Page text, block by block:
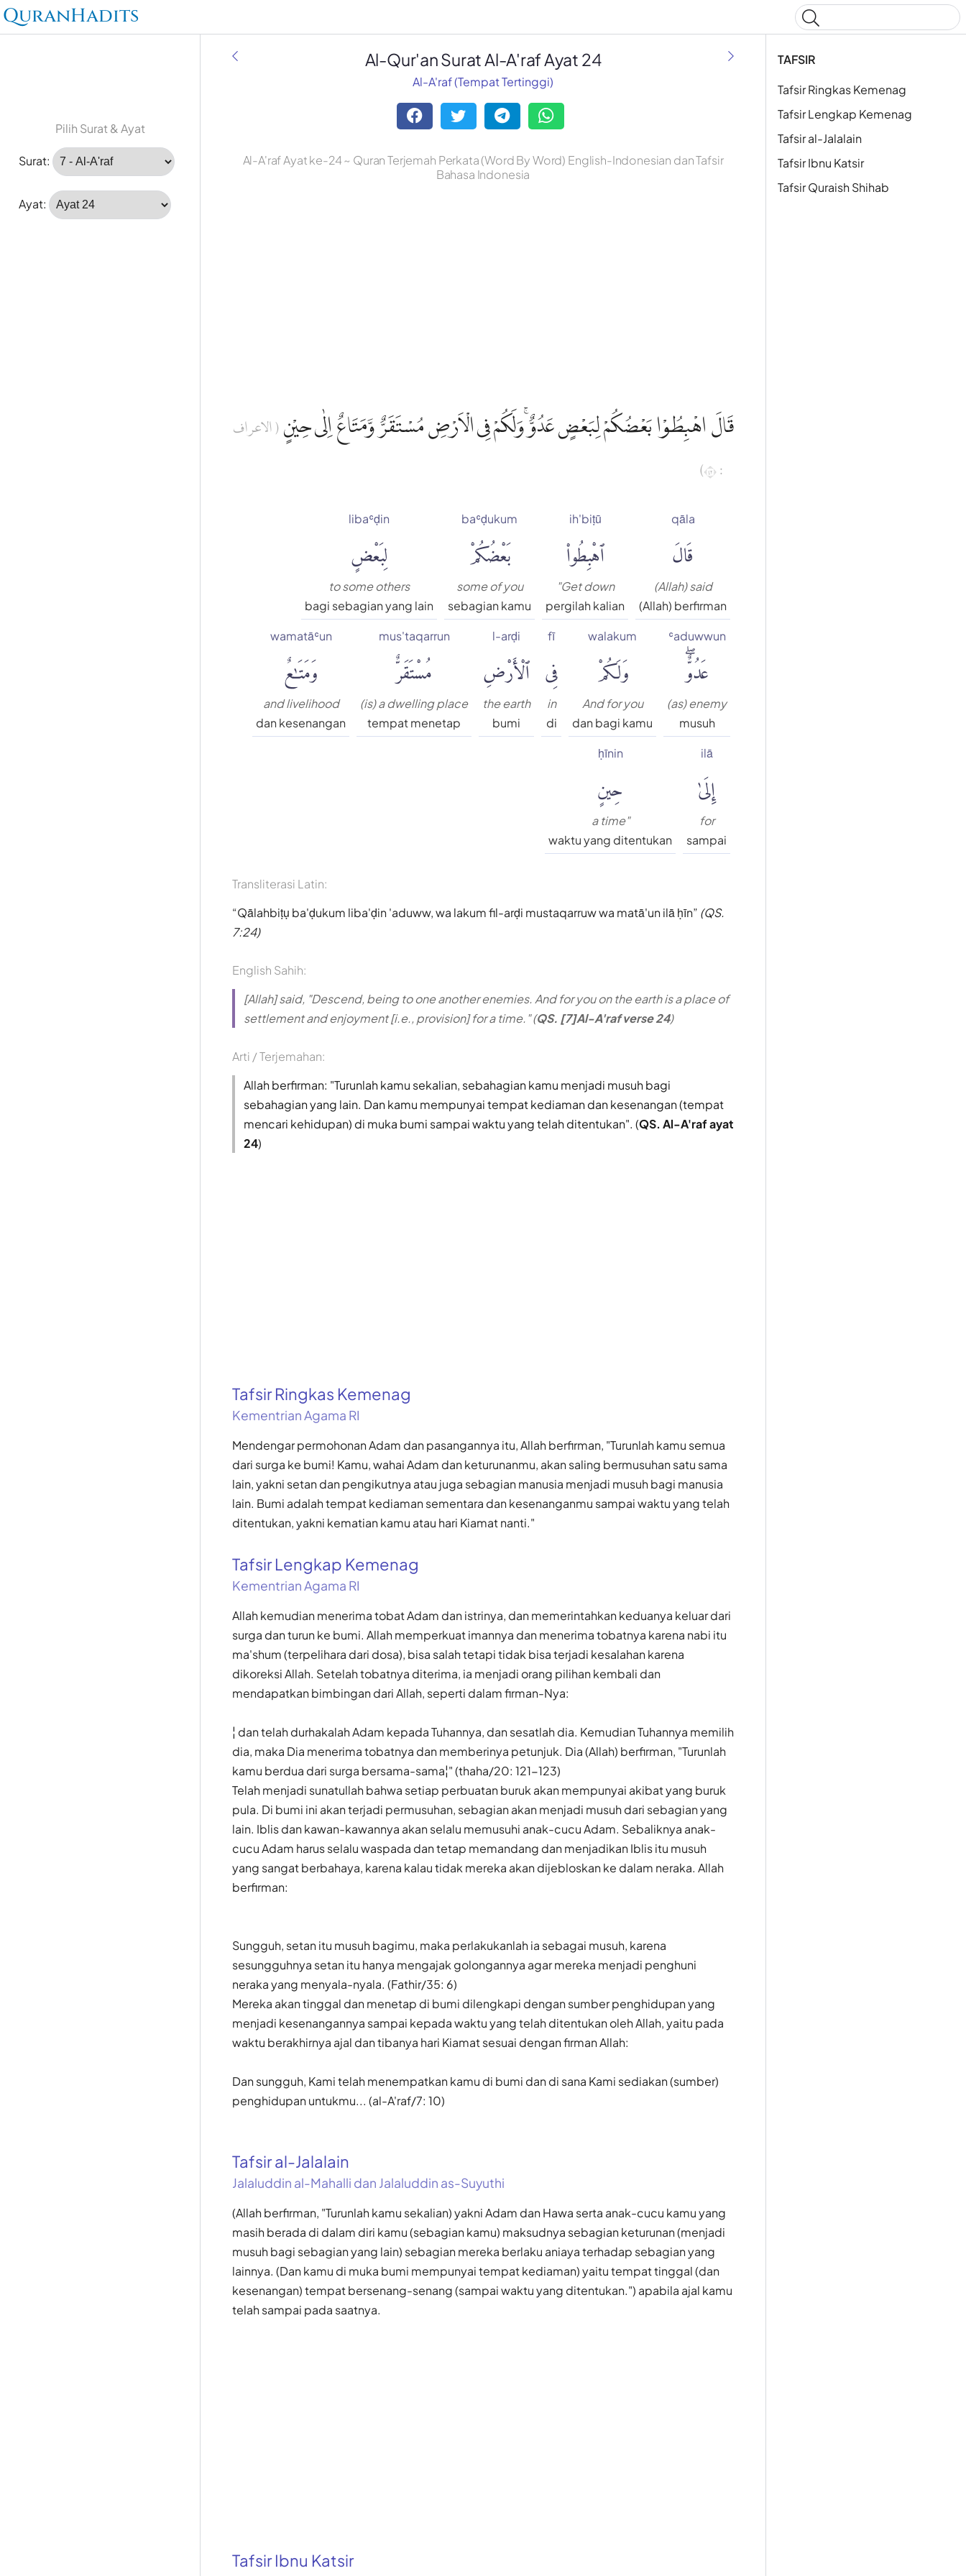
QuranHadits
Pilih Surat & Ayat
Surat:
Ayat:
TAFSIR
Tafsir Ringkas Kemenag
Tafsir Lengkap Kemenag
Tafsir al-Jalalain
Tafsir Ibnu Katsir
Tafsir Quraish Shihab
Al-Qur'an Surat Al-A'raf Ayat 24
Al-A'raf (Tempat Tertinggi)
Al-A'raf Ayat ke-24 ~ Quran Terjemah Perkata (Word By Word) English-Indonesian dan Tafsir
Bahasa Indonesia
قَالَ اهْبِطُوْا بَعْضُكُمْ لِبَعْضٍ عَدُوٌّ ۚوَلَكُمْ فِى الْاَرْضِ مُسْتَقَرٌّ وَّمَتَاعٌ اِلٰى حِيْنٍ ( الاعراف
: ٢٤)
qāla
قَالَ
(Allah) said
(Allah) berfirman
ih'biṭū
ٱهْبِطُوا۟
"Get down
pergilah kalian
baʿḍukum
بَعْضُكُمْ
some of you
sebagian kamu
libaʿḍin
لِبَعْضٍ
to some others
bagi sebagian yang lain
ʿaduwwun
عَدُوٌّۖ
(as) enemy
musuh
walakum
وَلَكُمْ
And for you
dan bagi kamu
fī
فِى
in
di
l-arḍi
ٱلْأَرْضِ
the earth
bumi
mus'taqarrun
مُسْتَقَرٌّ
(is) a dwelling place
tempat menetap
wamatāʿun
وَمَتَٰعٌ
and livelihood
dan kesenangan
ilā
إِلَىٰ
for
sampai
ḥīnin
حِينٍ
a time"
waktu yang ditentukan
Transliterasi Latin:
Qālahbiṭụ ba'ḍukum liba'ḍin 'aduww, wa lakum fil-arḍi mustaqarruw wa matā'un ilā ḥīn (QS.
7:24)
English Sahih:
[Allah] said, "Descend, being to one another enemies. And for you on the earth is a place of
settlement and enjoyment [i.e., provision] for a time." (QS. [7]Al-A'raf verse 24)
Arti / Terjemahan:
Allah berfirman: "Turunlah kamu sekalian, sebahagian kamu menjadi musuh bagi
sebahagian yang lain. Dan kamu mempunyai tempat kediaman dan kesenangan (tempat
mencari kehidupan) di muka bumi sampai waktu yang telah ditentukan". (QS. Al-A'raf ayat
24)
Tafsir Ringkas Kemenag
Kementrian Agama RI
Mendengar permohonan Adam dan pasangannya itu, Allah berfirman, "Turunlah kamu semua
dari surga ke bumi! Kamu, wahai Adam dan keturunanmu, akan saling bermusuhan satu sama
lain, yakni setan dan pengikutnya atau juga sebagian manusia menjadi musuh bagi manusia
lain. Bumi adalah tempat kediaman sementara dan kesenanganmu sampai waktu yang telah
ditentukan, yakni kematian kamu atau hari Kiamat nanti."
Tafsir Lengkap Kemenag
Kementrian Agama RI
Allah kemudian menerima tobat Adam dan istrinya, dan memerintahkan keduanya keluar dari
surga dan turun ke bumi. Allah memperkuat imannya dan menerima tobatnya karena nabi itu
ma'shum (terpelihara dari dosa), bisa salah tetapi tidak bisa terjadi kesalahan karena
dikoreksi Allah. Setelah tobatnya diterima, ia menjadi orang pilihan kembali dan
mendapatkan bimbingan dari Allah, seperti dalam firman-Nya:
¦ dan telah durhakalah Adam kepada Tuhannya, dan sesatlah dia. Kemudian Tuhannya memilih
dia, maka Dia menerima tobatnya dan memberinya petunjuk. Dia (Allah) berfirman, "Turunlah
kamu berdua dari surga bersama-sama¦" (thaha/20: 121-123)
Telah menjadi sunatullah bahwa setiap perbuatan buruk akan mempunyai akibat yang buruk
pula. Di bumi ini akan terjadi permusuhan, sebagian akan menjadi musuh dari sebagian yang
lain. Iblis dan kawan-kawannya akan selalu memusuhi anak-cucu Adam. Sebaliknya anak-
cucu Adam harus selalu waspada dan tetap memandang dan menjadikan Iblis itu musuh
yang sangat berbahaya, karena kalau tidak mereka akan dijebloskan ke dalam neraka. Allah
berfirman:
Sungguh, setan itu musuh bagimu, maka perlakukanlah ia sebagai musuh, karena
sesungguhnya setan itu hanya mengajak golongannya agar mereka menjadi penghuni
neraka yang menyala-nyala. (Fathir/35: 6)
Mereka akan tinggal dan menetap di bumi dilengkapi dengan sumber penghidupan yang
menjadi kesenangannya sampai kepada waktu yang telah ditentukan oleh Allah, yaitu pada
waktu berakhirnya ajal dan tibanya hari Kiamat sesuai dengan firman Allah:
Dan sungguh, Kami telah menempatkan kamu di bumi dan di sana Kami sediakan (sumber)
penghidupan untukmu... (al-A'raf/7: 10)
Tafsir al-Jalalain
Jalaluddin al-Mahalli dan Jalaluddin as-Suyuthi
(Allah berfirman, "Turunlah kamu sekalian) yakni Adam dan Hawa serta anak-cucu kamu yang
masih berada di dalam diri kamu (sebagian kamu) maksudnya sebagian keturunan (menjadi
musuh bagi sebagian yang lain) sebagian mereka berlaku aniaya terhadap sebagian yang
lainnya. (Dan kamu di muka bumi mempunyai tempat kediaman) yaitu tempat tinggal (dan
kesenangan) tempat bersenang-senang (sampai waktu yang ditentukan.") apabila ajal kamu
telah sampai pada saatnya.
Tafsir Ibnu Katsir